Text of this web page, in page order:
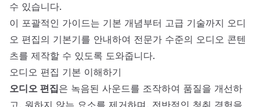
수 있습니다.
이 포괄적인 가이드는 기본 개념부터 고급 기술까지 오디
오 편집의 기본기를 안내하여 전문가 수준의 오디오 콘텐
츠를 제작할 수 있도록 도와줍니다.
오디오 편집 기본 이해하기
오디오 편집은 녹음된 사운드를 조작하여 품질을 개선하
고, 원하지 않는 요소를 제거하며, 전반적인 청취 경험을